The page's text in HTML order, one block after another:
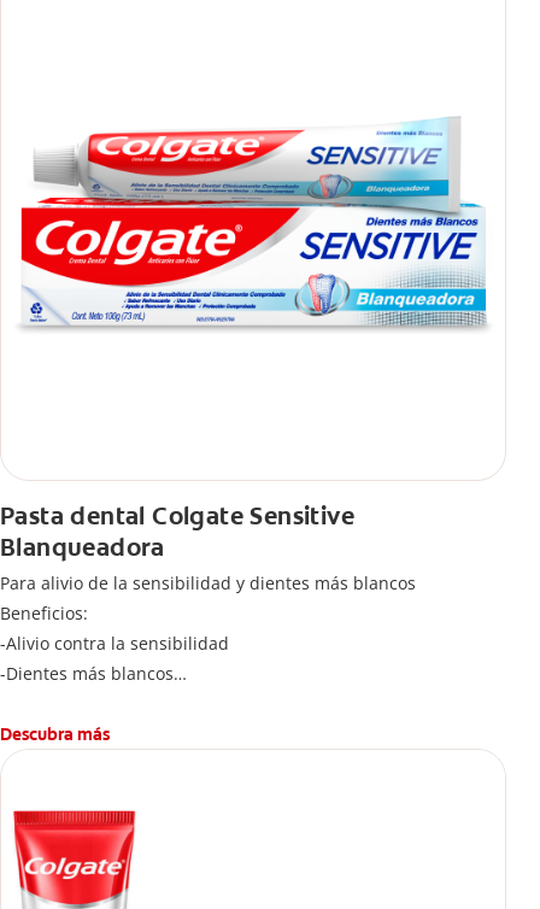
Pasta dental Colgate Sensitive
Blanqueadora
Para alivio de la sensibilidad y dientes más blancos
Beneficios:
-Alivio contra la sensibilidad
-Dientes más blancos
-Sabor refrescante
Descubra más